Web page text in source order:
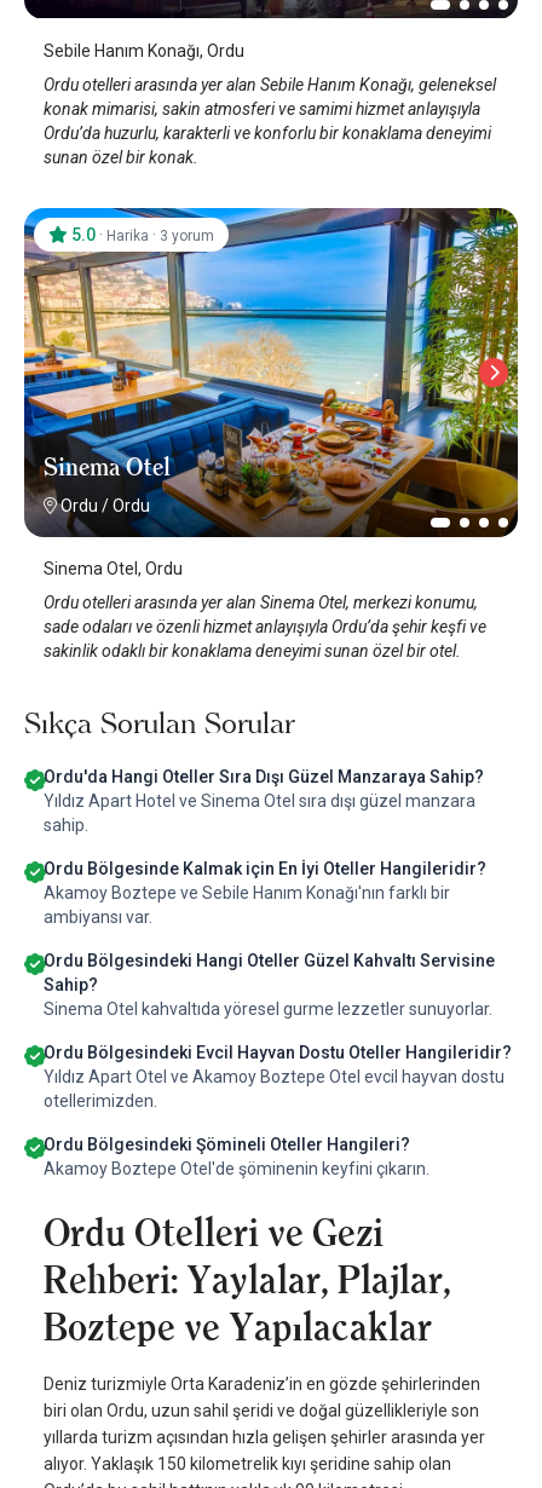
Sebile Hanım Konağı, Ordu
Ordu otelleri arasında yer alan Sebile Hanım Konağı, geleneksel
konak mimarisi, sakin atmosferi ve samimi hizmet anlayışıyla
Ordu’da huzurlu, karakterli ve konforlu bir konaklama deneyimi
sunan özel bir konak.
Sinema Otel
Ordu /Ordu
5.0 · Harika · 3 yorum
Sinema Otel, Ordu
Ordu otelleri arasında yer alan Sinema Otel, merkezi konumu,
sade odaları ve özenli hizmet anlayışıyla Ordu’da şehir keşfi ve
sakinlik odaklı bir konaklama deneyimi sunan özel bir otel.
Sıkça Sorulan Sorular
Ordu'da Hangi Oteller Sıra Dışı Güzel Manzaraya Sahip?
Yıldız Apart Hotel ve Sinema Otel sıra dışı güzel manzara
sahip.
Ordu Bölgesinde Kalmak için En İyi Oteller Hangileridir?
Akamoy Boztepe ve Sebile Hanım Konağı'nın farklı bir
ambiyansı var.
Ordu Bölgesindeki Hangi Oteller Güzel Kahvaltı Servisine
Sahip?
Sinema Otel kahvaltıda yöresel gurme lezzetler sunuyorlar.
Ordu Bölgesindeki Evcil Hayvan Dostu Oteller Hangileridir?
Yıldız Apart Otel ve Akamoy Boztepe Otel evcil hayvan dostu
otellerimizden.
Ordu Bölgesindeki Şömineli Oteller Hangileri?
Akamoy Boztepe Otel'de şöminenin keyfini çıkarın.
Ordu Otelleri ve Gezi
Rehberi: Yaylalar, Plajlar,
Boztepe ve Yapılacaklar
Deniz turizmiyle Orta Karadeniz’in en gözde şehirlerinden
biri olan Ordu, uzun sahil şeridi ve doğal güzellikleriyle son
yıllarda turizm açısından hızla gelişen şehirler arasında yer
alıyor. Yaklaşık 150 kilometrelik kıyı şeridine sahip olan